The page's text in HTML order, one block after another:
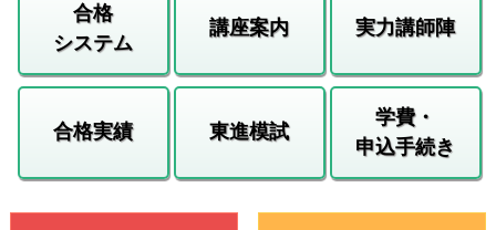
合格
システム
講座案内 実力講師陣
合格実績 東進模試
学費・
申込手続き